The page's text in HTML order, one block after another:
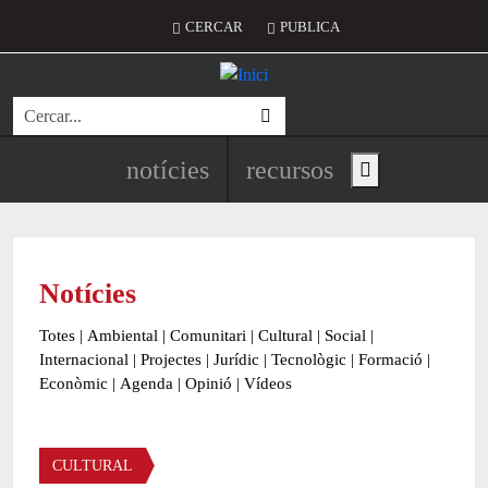
Menú del compte d'usuari
CERCAR PUBLICA
Cerca
Navegació principal de
notícies recursos Show main menu
Notícies
Totes | Ambiental | Comunitari | Cultural | Social |
Internacional | Projectes | Jurídic | Tecnològic | Formació |
Econòmic | Agenda | Opinió | Vídeos
Àmbit de la notícia
CULTURAL